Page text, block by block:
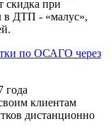
скидка при
ДТП - «малус»,
по ОСАГО через
года
клиентам
дистанционно